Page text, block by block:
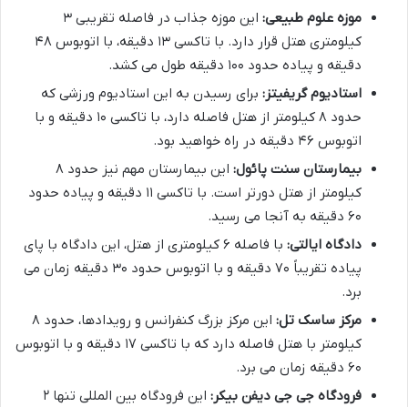
موزه علوم طبیعی:
این موزه جذاب در فاصله تقریبی ۳
کیلومتری هتل قرار دارد. با تاکسی ۱۳ دقیقه، با اتوبوس ۴۸
دقیقه و پیاده حدود ۱۰۰ دقیقه طول می کشد.
استادیوم گریفیتز: برای رسیدن به این استادیوم ورزشی که
حدود ۸ کیلومتر از هتل فاصله دارد، با تاکسی ۱۰ دقیقه و با
اتوبوس ۴۶ دقیقه در راه خواهید بود.
بیمارستان سنت پائول:
این بیمارستان مهم نیز حدود ۸
کیلومتر از هتل دورتر است. با تاکسی ۱۱ دقیقه و پیاده حدود
۶۰ دقیقه به آنجا می رسید.
دادگاه ایالتی:
با فاصله ۶ کیلومتری از هتل، این دادگاه با پای
پیاده تقریباً ۷۰ دقیقه و با اتوبوس حدود ۳۰ دقیقه زمان می
برد.
مرکز ساسک تل:
این مرکز بزرگ کنفرانس و رویدادها، حدود ۸
کیلومتر با هتل فاصله دارد که با تاکسی ۱۷ دقیقه و با اتوبوس
۶۰ دقیقه زمان می برد.
فرودگاه جی جی دیفن بیکر:
این فرودگاه بین المللی تنها ۲